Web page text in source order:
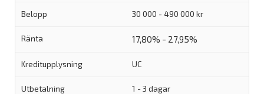
30 000 - 490 000 kr
17,80% - 27,95%
UC
1 - 3 dagar